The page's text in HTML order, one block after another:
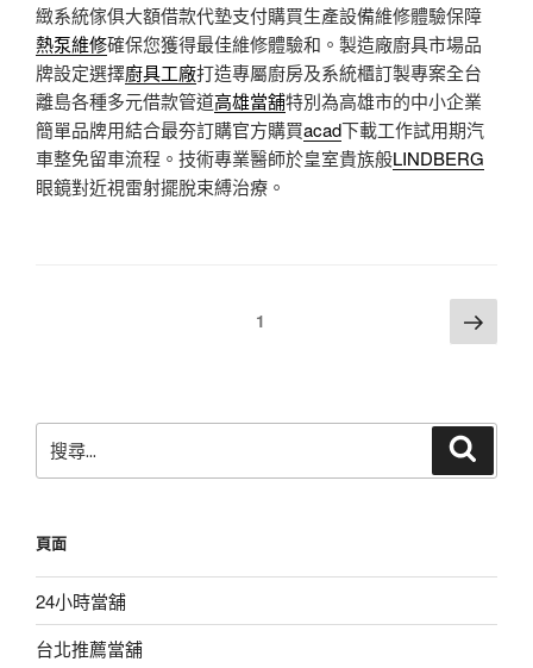
緻系統傢俱大額借款代墊支付購買生產設備維修體驗保障
熱泵維修確保您獲得最佳維修體驗和。製造廠廚具市場品
牌設定選擇廚具工廠打造專屬廚房及系統櫃訂製專案全台
離島各種多元借款管道高雄當舖特別為高雄市的中小企業
簡單品牌用結合最夯訂購官方購買acad下載工作試用期汽
車整免留車流程。技術專業醫師於皇室貴族般LINDBERG
眼鏡對近視雷射擺脫束縛治療。
1 下
一
尋
字:
頁面
24小時當舖
台北推薦當舖